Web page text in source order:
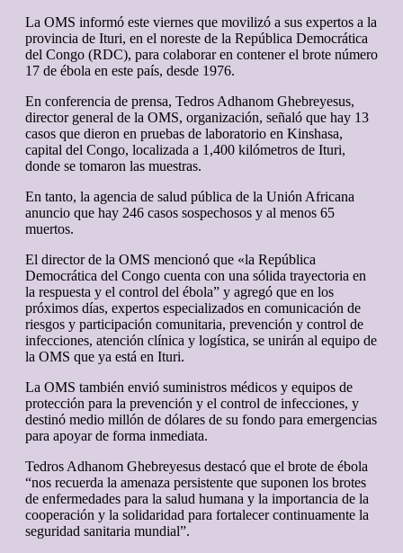
La OMS informó este viernes que movilizó a sus expertos a la
provincia de Ituri, en el noreste de la República Democrática
del Congo (RDC), para colaborar en contener el brote número
17 de ébola en este país, desde 1976.
En conferencia de prensa, Tedros Adhanom Ghebreyesus,
director general de la OMS, organización, señaló que hay 13
casos que dieron en pruebas de laboratorio en Kinshasa,
capital del Congo, localizada a 1,400 kilómetros de Ituri,
donde se tomaron las muestras.
En tanto, la agencia de salud pública de la Unión Africana
anuncio que hay 246 casos sospechosos y al menos 65
muertos.
El director de la OMS mencionó que «la República
Democrática del Congo cuenta con una sólida trayectoria en
la respuesta y el control del ébola” y agregó que en los
próximos días, expertos especializados en comunicación de
riesgos y participación comunitaria, prevención y control de
infecciones, atención clínica y logística, se unirán al equipo de
la OMS que ya está en Ituri.
La OMS también envió suministros médicos y equipos de
protección para la prevención y el control de infecciones, y
destinó medio millón de dólares de su fondo para emergencias
para apoyar de forma inmediata.
Tedros Adhanom Ghebreyesus destacó que el brote de ébola
“nos recuerda la amenaza persistente que suponen los brotes
de enfermedades para la salud humana y la importancia de la
cooperación y la solidaridad para fortalecer continuamente la
seguridad sanitaria mundial”.